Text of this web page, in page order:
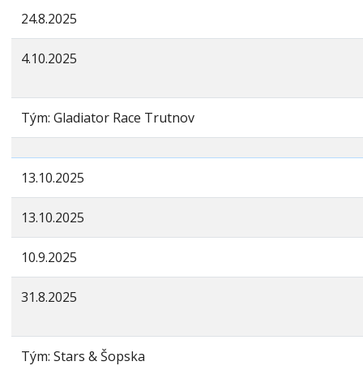
24.8.2025
4.10.2025
Tým: Gladiator Race Trutnov
13.10.2025
13.10.2025
10.9.2025
31.8.2025
Tým: Stars & Šopska